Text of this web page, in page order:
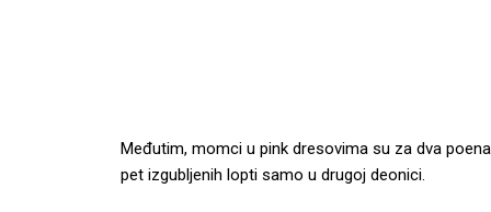
Međutim, momci u pink dresovima su za dva
pet izgubljenih lopti samo u drugoj deonici.